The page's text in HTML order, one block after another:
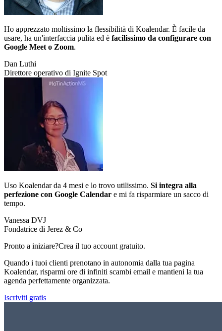
Ho apprezzato moltissimo la flessibilità di Koalendar. È facile da
usare, ha un'interfaccia pulita ed è facilissimo da configurare con
Google Meet o Zoom.
Dan Luthi
Direttore operativo di Ignite Spot
Uso Koalendar da 4 mesi e lo trovo utilissimo. Si integra alla
perfezione con Google Calendar e mi fa risparmiare un sacco di
tempo.
Vanessa DVJ
Fondatrice di Jerez & Co
Pronto a iniziare?Crea il tuo account gratuito.
Quando i tuoi clienti prenotano in autonomia dalla tua pagina
Koalendar, risparmi ore di infiniti scambi email e mantieni la tua
agenda perfettamente organizzata.
Iscriviti gratis